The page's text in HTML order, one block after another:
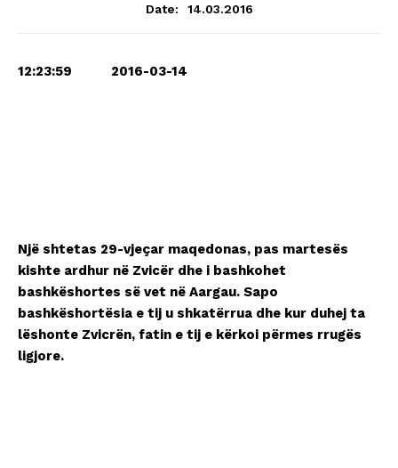
Date: 14.03.2016
12:23:59 2016-03-14
Një shtetas 29-vjeçar maqedonas, pas martesës
kishte ardhur në Zvicër dhe i bashkohet
bashkëshortes së vet në Aargau. Sapo
bashkëshortësia e tij u shkatërrua dhe kur duhej ta
lëshonte Zvicrën, fatin e tij e kërkoi përmes rrugës
ligjore.